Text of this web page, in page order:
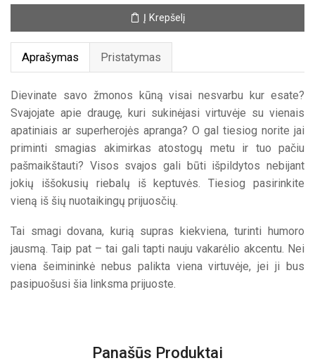
Nuotaikinga
prijuostė
Į Krepšelį
Aprašymas Pristatymas
Dievinate savo žmonos kūną visai nesvarbu kur esate?
Svajojate apie draugę, kuri sukinėjasi virtuvėje su vienais
apatiniais ar superherojės apranga? O gal tiesiog norite jai
priminti smagias akimirkas atostogų metu ir tuo pačiu
pašmaikštauti? Visos svajos gali būti išpildytos nebijant
jokių iššokusių riebalų iš keptuvės. Tiesiog pasirinkite
vieną iš šių nuotaikingų prijuosčių.
Tai smagi dovana, kurią supras kiekviena, turinti humoro
jausmą. Taip pat – tai gali tapti nauju vakarėlio akcentu. Nei
viena šeimininkė nebus palikta viena virtuvėje, jei ji bus
pasipuošusi šia linksma prijuoste.
Panašūs Produktai